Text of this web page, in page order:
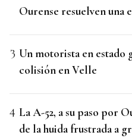
Ourense resuelven una
Un motorista en estado
colisión en Velle
La A-52, a su paso por
de la huida frustrada a